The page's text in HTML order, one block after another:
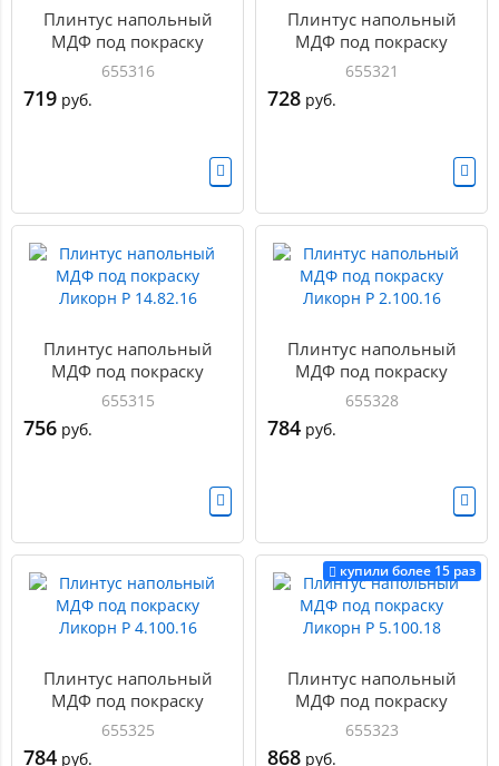
Плинтус напольный
МДФ под покраску
Ликорн Р 12.70.16
655316
719 руб.
Плинтус напольный
МДФ под покраску
Ликорн Р 6.80.16
655321
728 руб.
Плинтус напольный
МДФ под покраску
Ликорн Р 14.82.16
655315
756 руб.
Плинтус напольный
МДФ под покраску
Ликорн Р 2.100.16
655328
784 руб.
Плинтус напольный
МДФ под покраску
Ликорн Р 4.100.16
655325
784 руб.
купили более 15 раз
Плинтус напольный
МДФ под покраску
Ликорн Р 5.100.18
655323
868 руб.